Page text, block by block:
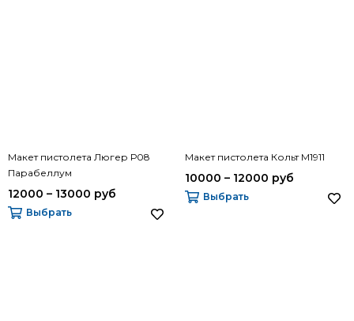
Макет пистолета Люгер Р08
Парабеллум
12000 – 13000 руб
Выбрать
Макет пистолета Кольт М1911
10000 – 12000 руб
Выбрать